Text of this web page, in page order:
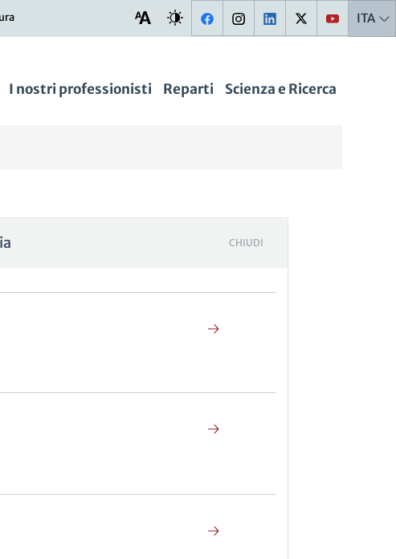
ITA
I nostri professionisti Reparti Scienza e Ricerca
CHIUDI